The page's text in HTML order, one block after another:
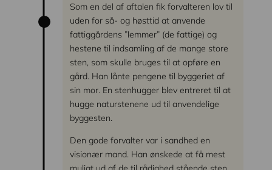
Som en del af aftalen fik forvalteren lov til
uden for så- og høsttid at anvende
fattiggårdens ”lemmer” (de fattige) og
hestene til indsamling af de mange store
sten, som skulle bruges til at opføre en
gård. Han lånte pengene til byggeriet af
sin mor. En stenhugger blev entreret til at
hugge naturstenene ud til anvendelige
byggesten.
Den gode forvalter var i sandhed en
visionær mand. Han ønskede at få mest